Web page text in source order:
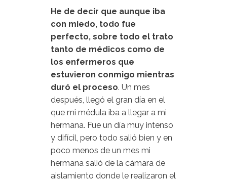
He de decir que aunque iba
con miedo, todo fue
perfecto, sobre todo el trato
tanto de médicos como de
los enfermeros que
estuvieron conmigo mientras
duró el proceso. Un mes
después, llegó el gran día en el
que mi médula iba a llegar a mi
hermana. Fue un día muy intenso
y difícil, pero todo salió bien y en
poco menos de un mes mi
hermana salió de la cámara de
aislamiento donde le realizaron el